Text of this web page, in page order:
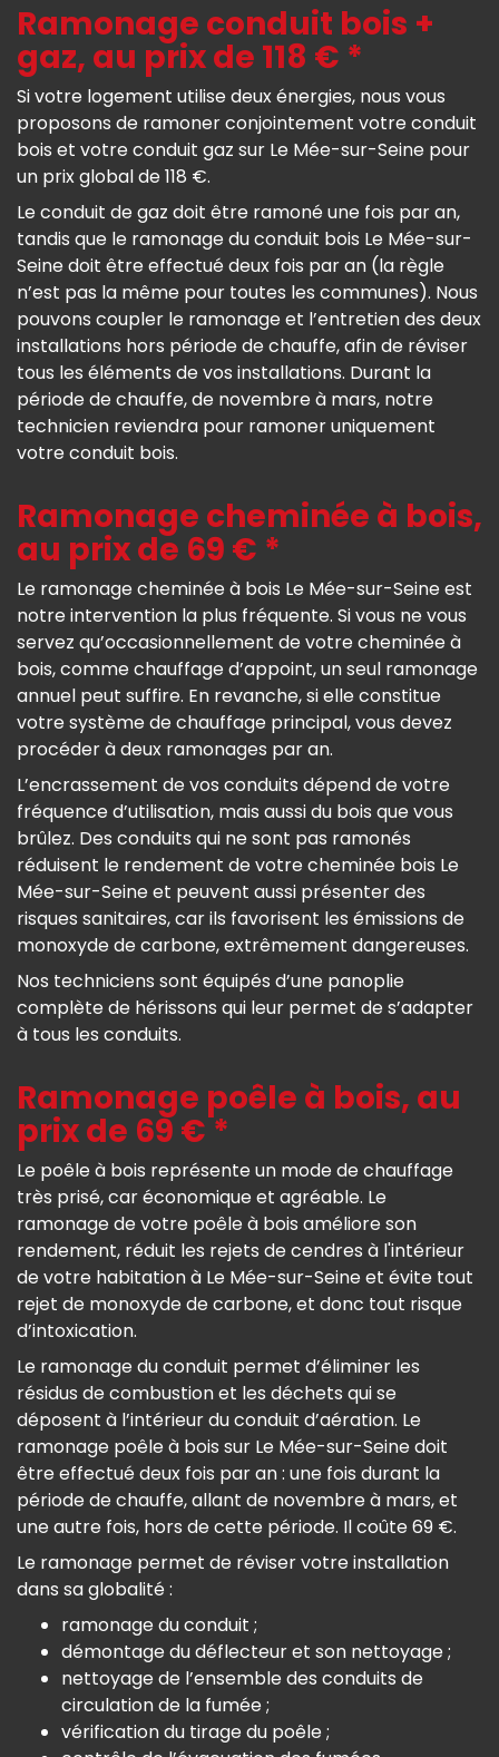
Ramonage conduit bois +
gaz, au prix de 118 € *
Si votre logement utilise deux énergies, nous vous
proposons de ramoner conjointement votre conduit
bois et votre conduit gaz sur Le Mée-sur-Seine pour
un prix global de 118 €.
Le conduit de gaz doit être ramoné une fois par an,
tandis que le ramonage du conduit bois Le Mée-sur-
Seine doit être effectué deux fois par an (la règle
n’est pas la même pour toutes les communes). Nous
pouvons coupler le ramonage et l’entretien des deux
installations hors période de chauffe, afin de réviser
tous les éléments de vos installations. Durant la
période de chauffe, de novembre à mars, notre
technicien reviendra pour ramoner uniquement
votre conduit bois.
Ramonage cheminée à bois,
au prix de 69 € *
Le ramonage cheminée à bois Le Mée-sur-Seine est
notre intervention la plus fréquente. Si vous ne vous
servez qu’occasionnellement de votre cheminée à
bois, comme chauffage d’appoint, un seul ramonage
annuel peut suffire. En revanche, si elle constitue
votre système de chauffage principal, vous devez
procéder à deux ramonages par an.
L’encrassement de vos conduits dépend de votre
fréquence d’utilisation, mais aussi du bois que vous
brûlez. Des conduits qui ne sont pas ramonés
réduisent le rendement de votre cheminée bois Le
Mée-sur-Seine et peuvent aussi présenter des
risques sanitaires, car ils favorisent les émissions de
monoxyde de carbone, extrêmement dangereuses.
Nos techniciens sont équipés d’une panoplie
complète de hérissons qui leur permet de s’adapter
à tous les conduits.
Ramonage poêle à bois, au
prix de 69 € *
Le poêle à bois représente un mode de chauffage
très prisé, car économique et agréable. Le
ramonage de votre poêle à bois améliore son
rendement, réduit les rejets de cendres à l'intérieur
de votre habitation à Le Mée-sur-Seine et évite tout
rejet de monoxyde de carbone, et donc tout risque
d’intoxication.
Le ramonage du conduit permet d’éliminer les
résidus de combustion et les déchets qui se
déposent à l’intérieur du conduit d’aération. Le
ramonage poêle à bois sur Le Mée-sur-Seine doit
être effectué deux fois par an : une fois durant la
période de chauffe, allant de novembre à mars, et
une autre fois, hors de cette période. Il coûte 69 €.
Le ramonage permet de réviser votre installation
dans sa globalité :
ramonage du conduit ;
démontage du déflecteur et son nettoyage ;
nettoyage de l’ensemble des conduits de
circulation de la fumée ;
vérification du tirage du poêle ;